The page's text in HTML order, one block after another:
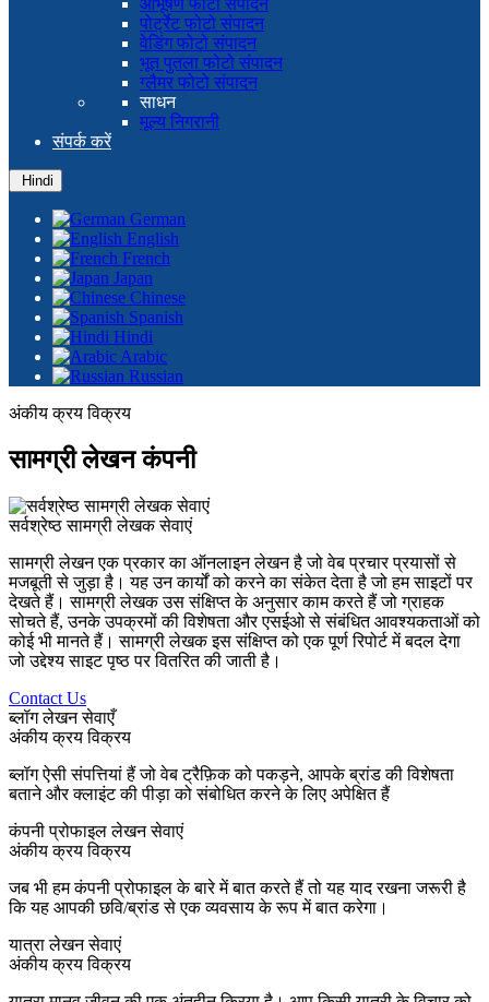
आभूषण फोटो संपादन
पोर्ट्रेट फोटो संपादन
वेडिंग फोटो संपादन
भूत पुतला फोटो संपादन
ग्लैमर फोटो संपादन
साधन
मूल्य निगरानी
संपर्क करें
Hindi
German
English
French
Japan
Chinese
Spanish
Hindi
Arabic
Russian
अंकीय क्रय विक्रय
सामग्री लेखन कंपनी
सर्वश्रेष्ठ सामग्री लेखक सेवाएं
सामग्री लेखन एक प्रकार का ऑनलाइन लेखन है जो वेब प्रचार प्रयासों से
मजबूती से जुड़ा है। यह उन कार्यों को करने का संकेत देता है जो हम साइटों पर
देखते हैं। सामग्री लेखक उस संक्षिप्त के अनुसार काम करते हैं जो ग्राहक
सोचते हैं, उनके उपक्रमों की विशेषता और एसईओ से संबंधित आवश्यकताओं को
कोई भी मानते हैं। सामग्री लेखक इस संक्षिप्त को एक पूर्ण रिपोर्ट में बदल देगा
जो उद्देश्य साइट पृष्ठ पर वितरित की जाती है।
Contact Us
ब्लॉग लेखन सेवाएँ
अंकीय क्रय विक्रय
ब्लॉग ऐसी संपत्तियां हैं जो वेब ट्रैफ़िक को पकड़ने, आपके ब्रांड की विशेषता
बताने और क्लाइंट की पीड़ा को संबोधित करने के लिए अपेक्षित हैं
कंपनी प्रोफाइल लेखन सेवाएं
अंकीय क्रय विक्रय
जब भी हम कंपनी प्रोफाइल के बारे में बात करते हैं तो यह याद रखना जरूरी है
कि यह आपकी छवि/ब्रांड से एक व्यवसाय के रूप में बात करेगा।
यात्रा लेखन सेवाएं
अंकीय क्रय विक्रय